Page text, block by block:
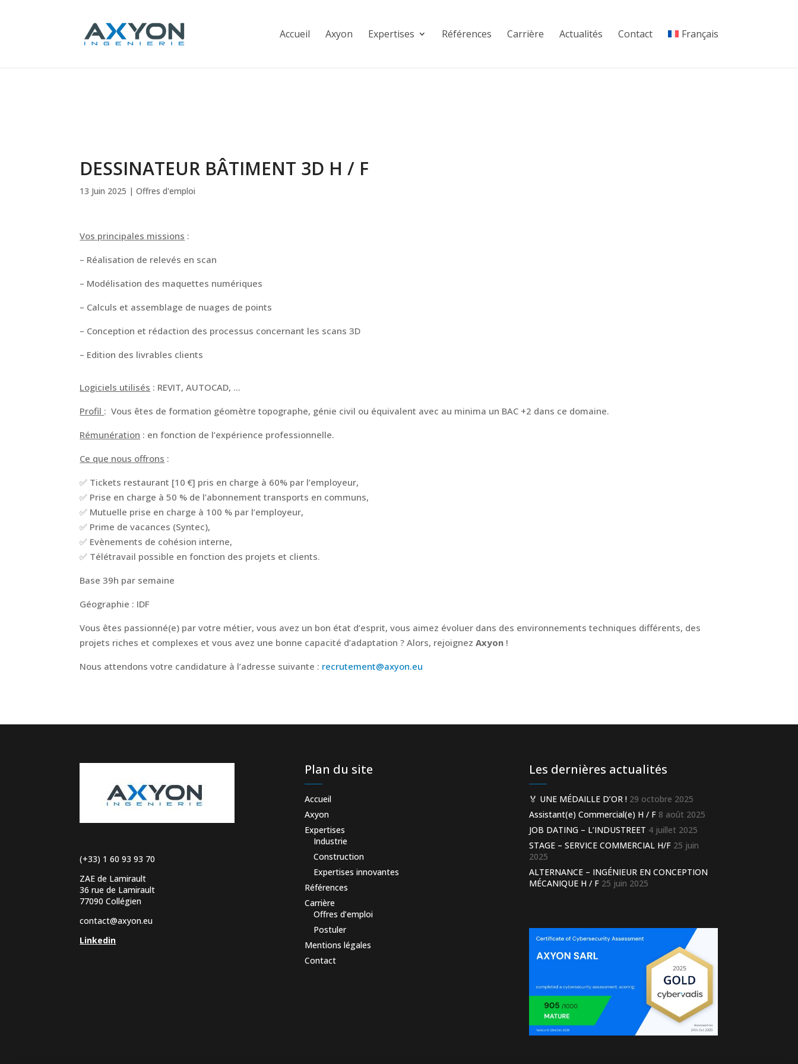
Accueil Axyon Expertises Références Carrière Actualités Contact Français
DESSINATEUR BÂTIMENT 3D H / F
13 Juin 2025 |Offres d'emploi
Vos principales missions :
– Réalisation de relevés en scan
– Modélisation des maquettes numériques
– Calculs et assemblage de nuages de points
– Conception et rédaction des processus concernant les scans 3D
– Edition des livrables clients
Logiciels utilisés : REVIT, AUTOCAD, …
Profil : Vous êtes de formation géomètre topographe, génie civil ou équivalent avec au minima un BAC +2 dans ce domaine.
Rémunération : en fonction de l’expérience professionnelle.
Ce que nous offrons :
✅ Tickets restaurant [10 €] pris en charge à 60% par l’employeur,
✅ Prise en charge à 50 % de l’abonnement transports en communs,
✅ Mutuelle prise en charge à 100 % par l’employeur,
✅ Prime de vacances (Syntec),
✅ Evènements de cohésion interne,
✅ Télétravail possible en fonction des projets et clients.
Base 39h par semaine
Géographie : IDF
Vous êtes passionné(e) par votre métier, vous avez un bon état d’esprit, vous aimez évoluer dans des environnements techniques différents, des
projets riches et complexes et vous avez une bonne capacité d’adaptation ? Alors, rejoignezAxyon !
Nous attendons votre candidature à l’adresse suivante : recrutement@axyon.eu
(+33) 1 60 93 93 70
ZAE de Lamirault
36 rue de Lamirault
77090 Collégien
contact@axyon.eu
Linkedin
Plan du site
Accueil
Axyon
Expertises
Industrie
Construction
Expertises innovantes
Références
Carrière
Offres d’emploi
Postuler
Mentions légales
Contact
Les dernières actualités
🏅 UNE MÉDAILLE D’OR ! 29 octobre 2025
Assistant(e) Commercial(e) H / F 8 août 2025
JOB DATING – L’INDUSTREET 4 juillet 2025
STAGE – SERVICE COMMERCIAL H/F 25 juin
2025
ALTERNANCE – INGÉNIEUR EN CONCEPTION
MÉCANIQUE H / F 25 juin 2025